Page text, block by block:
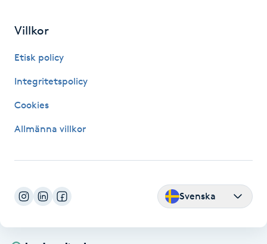
Huduppstramning
Hyperhidros
Villkor
Etisk policy
Integritetspolicy
Cookies
Allmänna villkor
Svenska